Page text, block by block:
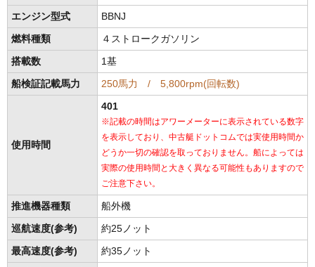
エンジン型式 BBNJ
燃料種類 ４ストロークガソリン
搭載数 1基
船検証記載馬力 250馬力 / 5,800rpm(回転数)
使用時間
401
※記載の時間はアワーメーターに表示されている数字
を表示しており、中古艇ドットコムでは実使用時間か
どうか一切の確認を取っておりません。船によっては
実際の使用時間と大きく異なる可能性もありますので
ご注意下さい。
推進機器種類 船外機
巡航速度(参考) 約25ノット
最高速度(参考) 約35ノット